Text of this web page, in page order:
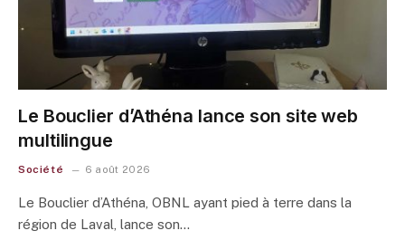
Le Bouclier d’Athéna lance son site web
multilingue
Société 6 août 2026
Le Bouclier d’Athéna, OBNL ayant pied à terre dans la
région de Laval, lance son…